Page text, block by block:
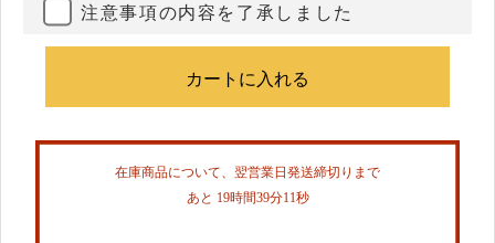
注意事項の内容を了承しました
在庫商品について、翌営業日発送締切りまで
あと 19時間39分10秒